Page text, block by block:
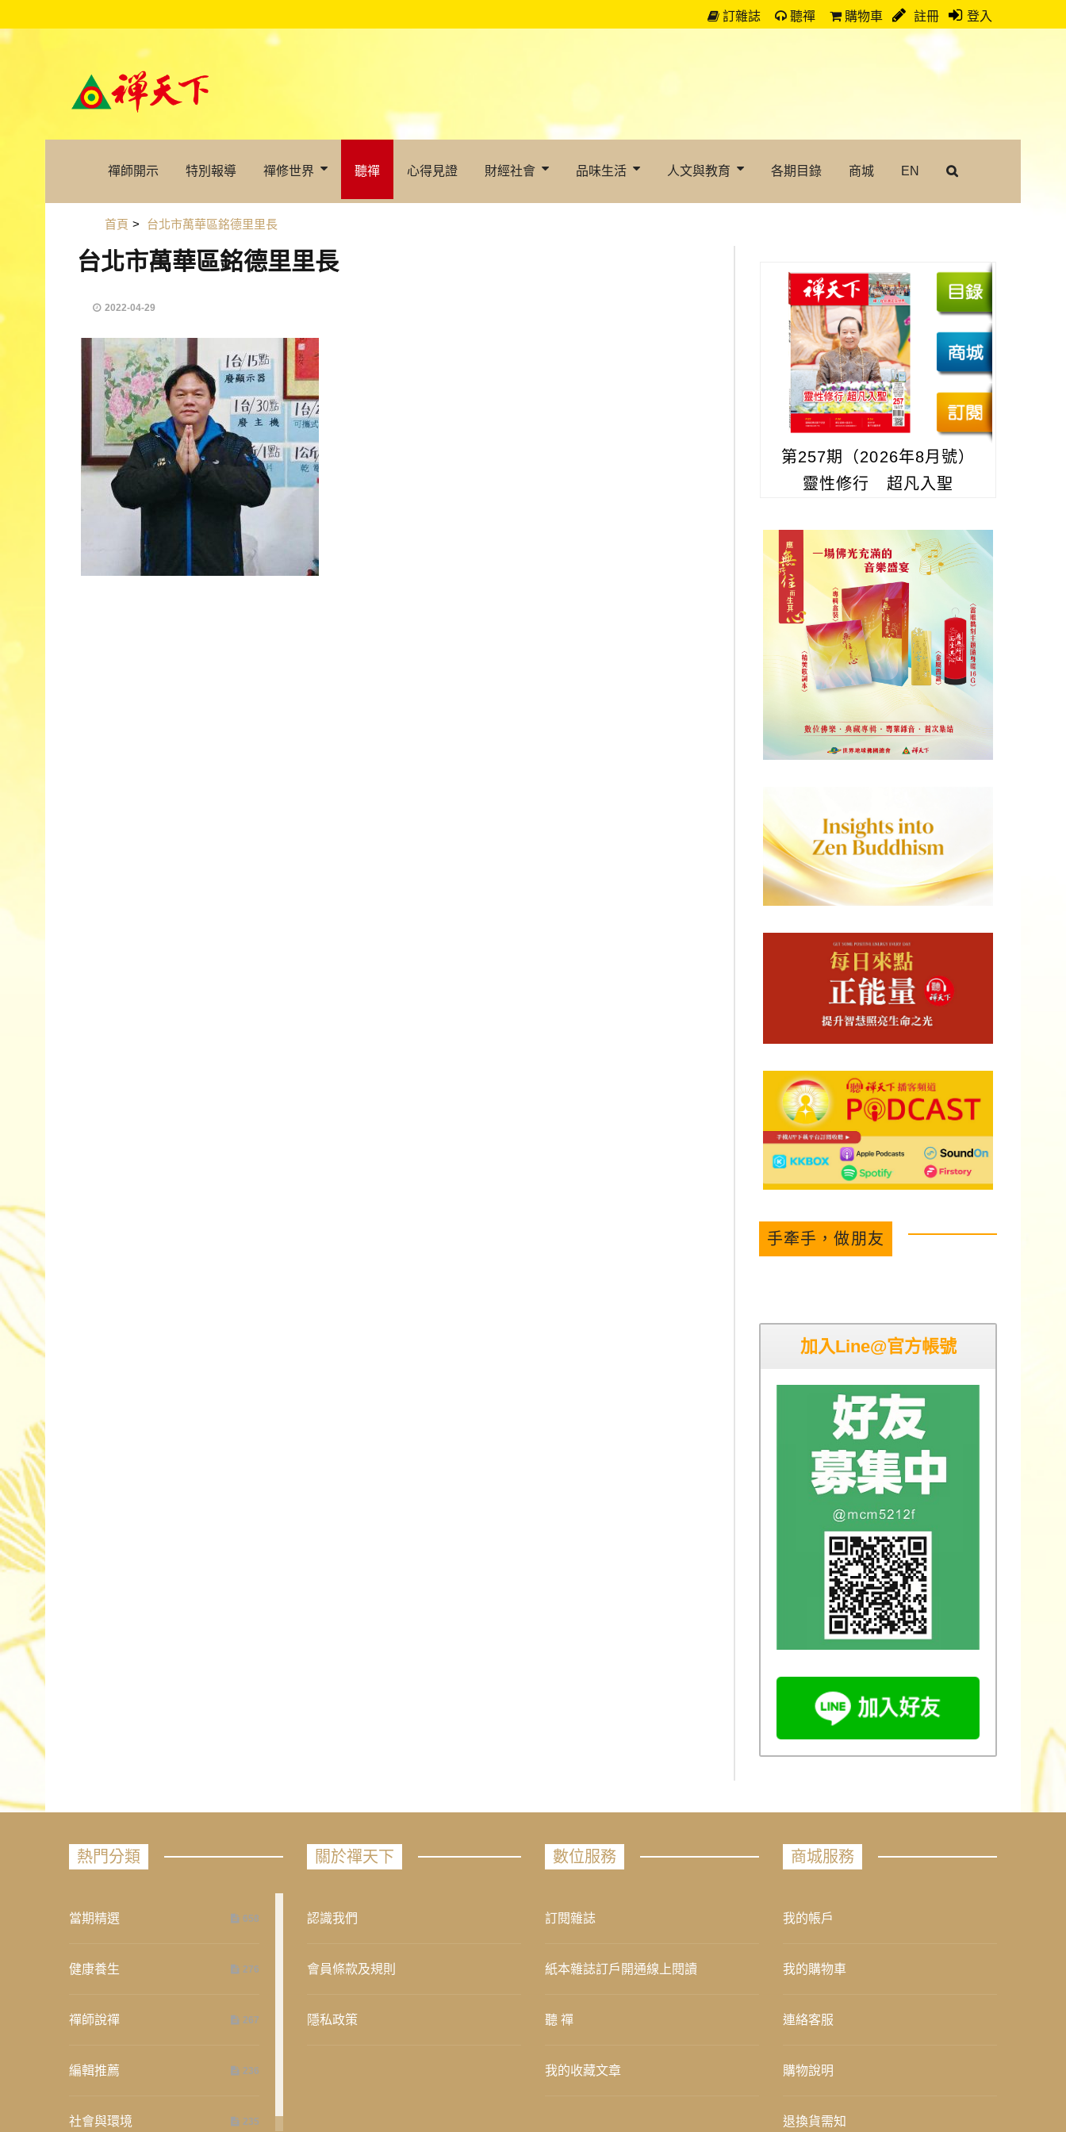
訂雜誌 聽禪 購物車 註冊 登入
禪師開示 特別報導 禪修世界 聽禪 心得見證 財經社會 品味生活 人文與教育 各期目錄 商城 EN
首頁 > 台北市萬華區銘德里里長
台北市萬華區銘德里里長
2022-04-29
第257期（2026年8月號）
靈性修行 超凡入聖
手牽手，做朋友
加入Line@官方帳號
熱門分類
當期精選 658
健康養生 276
禪師說禪 267
編輯推薦 236
社會與環境 235
關於禪天下
認識我們
會員條款及規則
隱私政策
數位服務
訂閱雜誌
紙本雜誌訂戶開通線上閱讀
聽 禪
我的收藏文章
商城服務
我的帳戶
我的購物車
連絡客服
購物說明
退換貨需知